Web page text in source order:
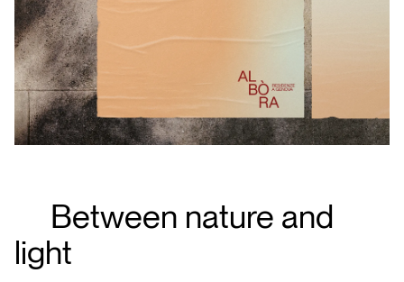
Between nature and
light